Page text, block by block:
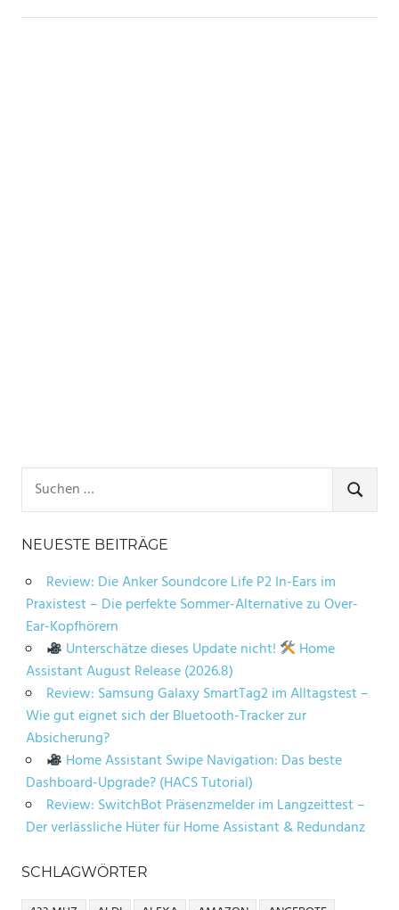
nach:
SUCHEN
NEUESTE BEITRÄGE
Review: Die Anker Soundcore Life P2 In-Ears im
Praxistest – Die perfekte Sommer-Alternative zu Over-
Ear-Kopfhörern
Unterschätze dieses Update nicht!
Home
Assistant August Release (2026.8)
Review: Samsung Galaxy SmartTag2 im Alltagstest –
Wie gut eignet sich der Bluetooth-Tracker zur
Absicherung?
Home Assistant Swipe Navigation: Das beste
Dashboard-Upgrade? (HACS Tutorial)
Review: SwitchBot Präsenzmelder im Langzeittest –
Der verlässliche Hüter für Home Assistant & Redundanz
SCHLAGWÖRTER